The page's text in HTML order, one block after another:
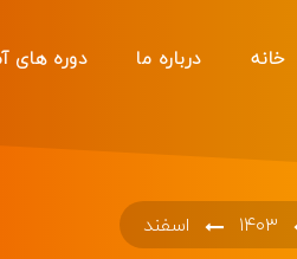
خانه درباره ما دوره های
۱۴۰۳ اسفند